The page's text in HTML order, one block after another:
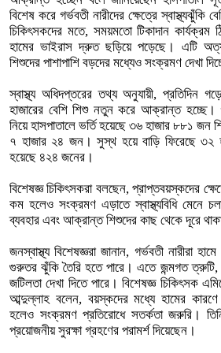
বিশেষ করে গর্ভবতী নারীদের ক্ষেত্রে স্বাস্থ্যঝুঁকি
চিকিৎসকদের মতে, সময়মতো টিকাদান কার্যক্রম
হামের ভাইরাস দ্রুত ছড়িয়ে পড়েছে। এটি
শিশুদের পাশাপাশি বড়দের মধ্যেও সংক্রমণ দেখা
স্বাস্থ্য অধিদপ্তরের তথ্য অনুযায়ী, প্রতিদিন
হাজারের বেশি শিশু নতুন করে আক্রান্ত হচ্ছে।
নিয়ে হাসপাতালে ভর্তি হয়েছে ৩৬ হাজার ৮৮১
৭ হাজার ২৪ জন। সুস্থ হয়ে বাড়ি ফিরেছে
হয়েছে ৪২৪ জনের।
বিশেষজ্ঞ চিকিৎসকরা বলছেন, প্রাপ্তবয়স্কদের
কম হলেও সংক্রমণ এড়াতে স্বাস্থ্যবিধি মেনে
ব্যবহার এবং আক্রান্ত শিশুদের কাছ থেকে দূরে
জনস্বাস্থ্য বিশেষজ্ঞরা জানান, গর্ভবতী নারীরা
গুরুতর ঝুঁকি তৈরি হতে পারে। এতে জন্মগত ত্রুটি,
জটিলতা দেখা দিতে পারে। বিশেষজ্ঞ চিকিৎসক
আব্দুল্লাহ বলেন, বয়স্কদের মধ্যে হামের
হলেও সংক্রমণ প্রতিরোধে সতর্কতা জরুরি। তিনি
প্রয়োজনীয় সুরক্ষা গ্রহণের পরামর্শ দিয়েছেন।